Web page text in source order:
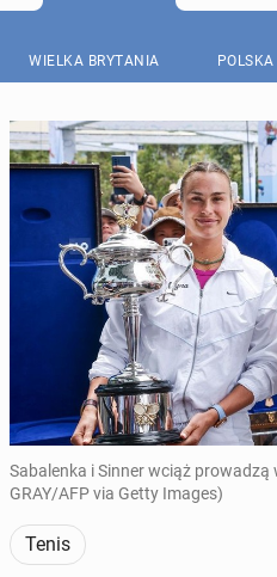
WIELKA BRYTANIA POLSKA
Sabalenka i Sinner wciąż prowadzą
GRAY/AFP via Getty Images)
Tenis